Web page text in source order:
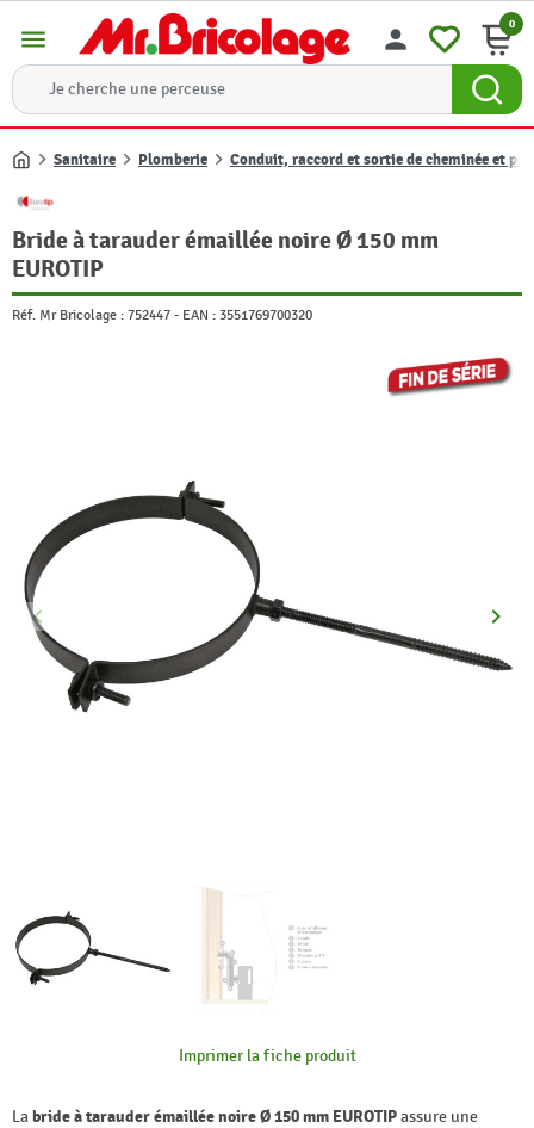
menu person 0
Accueil
Sanitaire Plomberie Conduit, raccord et sortie de cheminée et
Bride à tarauder émaillée noire Ø 150 mm
EUROTIP
Réf. Mr Bricolage : 752447 - EAN : 3551769700320
Précédent
keyboard_arrow_left keyboard_arrow_right
Imprimer la fiche produit
Labride à tarauder émaillée noire Ø 150 mm EUROTIPassure une